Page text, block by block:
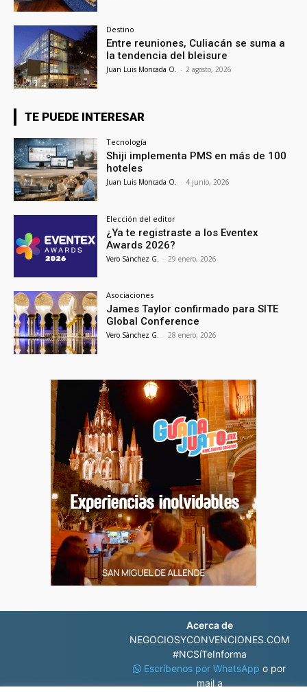
Destino
Entre reuniones, Culiacán se suma a
la tendencia del bleisure
Juan Luis Moncada O. - 2 agosto, 2026
TE PUEDE INTERESAR
Tecnología
Shiji implementa PMS en más de 100
hoteles
Juan Luis Moncada O. - 4 junio, 2026
Elección del editor
¿Ya te registraste a los Eventex
Awards 2026?
Vero Sánchez G. - 29 enero, 2026
Asociaciones
James Taylor confirmado para SITE
Global Conference
Vero Sánchez G. - 28 enero, 2026
Acerca de
NEGOCIOSYCONVENCIONES.COM
#NCSíTeInforma
Escríbenos por WhatsAppo por
mail a